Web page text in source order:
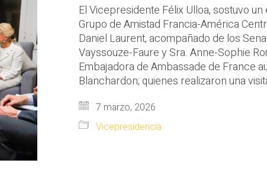
El Vicepresidente Félix Ulloa, sostuvo
Grupo de Amistad Francia-América
Daniel Laurent, acompañado de los
Vayssouze-Faure y Sra. Anne-Sophie
Embajadora de Ambassade de France
Blanchardon; quienes realizaron una
7 marzo, 2026
Vicepresidencia